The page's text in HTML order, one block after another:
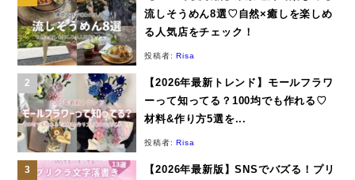
流しそうめん8選♡自然×癒しを楽しめ
る人気店をチェック！
投稿者:Risa
【2026年最新トレンド】モールフラワ
ーって知ってる？100均でも作れる♡
材料&作り方5選を...
投稿者:Risa
【2026年最新版】SNSでバズる！プリ